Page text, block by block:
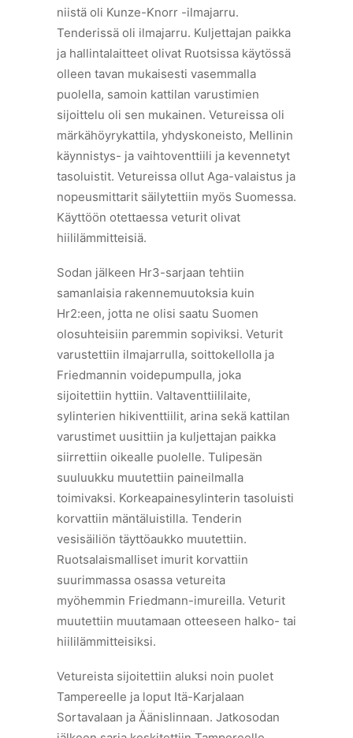
niistä oli Kunze-Knorr -ilmajarru.
Tenderissä oli ilmajarru. Kuljettajan paikka
ja hallintalaitteet olivat Ruotsissa käytössä
olleen tavan mukaisesti vasemmalla
puolella, samoin kattilan varustimien
sijoittelu oli sen mukainen. Vetureissa oli
märkähöyrykattila, yhdyskoneisto, Mellinin
käynnistys- ja vaihtoventtiili ja kevennetyt
tasoluistit. Vetureissa ollut Aga-valaistus ja
nopeusmittarit säilytettiin myös Suomessa.
Käyttöön otettaessa veturit olivat
hiililämmitteisiä.
Sodan jälkeen Hr3-sarjaan tehtiin
samanlaisia rakennemuutoksia kuin
Hr2:een, jotta ne olisi saatu Suomen
olosuhteisiin paremmin sopiviksi. Veturit
varustettiin ilmajarrulla, soittokellolla ja
Friedmannin voidepumpulla, joka
sijoitettiin hyttiin. Valtaventtiililaite,
sylinterien hikiventtiilit, arina sekä kattilan
varustimet uusittiin ja kuljettajan paikka
siirrettiin oikealle puolelle. Tulipesän
suuluukku muutettiin paineilmalla
toimivaksi. Korkeapainesylinterin tasoluisti
korvattiin mäntäluistilla. Tenderin
vesisäiliön täyttöaukko muutettiin.
Ruotsalaismalliset imurit korvattiin
suurimmassa osassa vetureita
myöhemmin Friedmann-imureilla. Veturit
muutettiin muutamaan otteeseen halko- tai
hiililämmitteisiksi.
Vetureista sijoitettiin aluksi noin puolet
Tampereelle ja loput Itä-Karjalaan
Sortavalaan ja Äänislinnaan. Jatkosodan